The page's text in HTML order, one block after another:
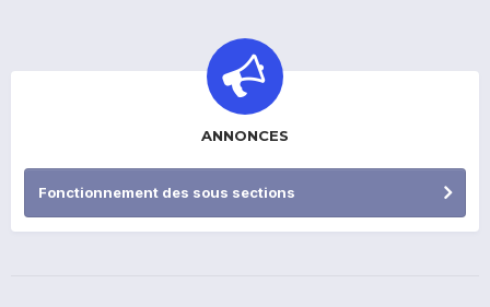
ANNONCES
Fonctionnement des sous sections